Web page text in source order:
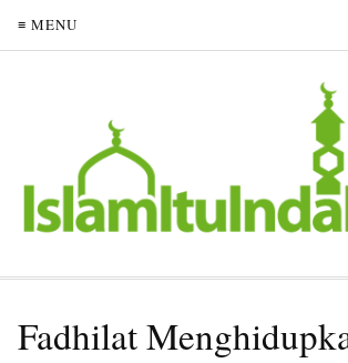
≡ MENU
Fadhilat